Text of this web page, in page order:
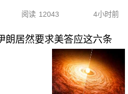
阅读 12043 4小时前
朗居然要求美答应这六条